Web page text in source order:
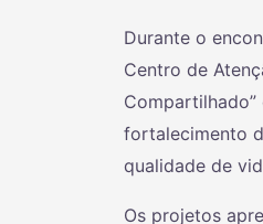
Durante o
Centro de
Compartilhado”
fortalecimento
qualidade de
Os projetos